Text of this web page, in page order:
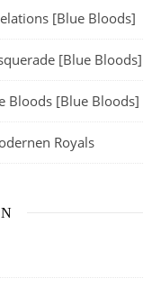
[Blue Bloods]
[Blue Bloods]
Bloods [Blue Bloods]
Royals